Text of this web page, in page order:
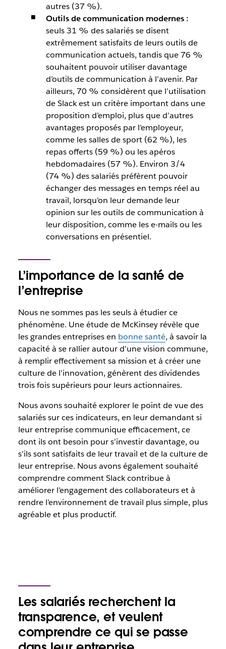
autres (37 %).
Outils de communication modernes :
seuls 31 % des salariés se disent
extrêmement satisfaits de leurs outils de
communication actuels, tandis que76 %
souhaitent pouvoir utiliser davantage
d’outils de communication à l’avenir. Par
ailleurs, 70 % considèrent que l’utilisation
de Slack est un critère important dans une
proposition d’emploi, plus que d’autres
avantages proposés par l’employeur,
comme les salles de sport (62 %), les
repas offerts (59 %) ou les apéros
hebdomadaires (57 %). Environ 3/4
(74 %) des salariés préfèrent pouvoir
échanger des messages en temps réel au
travail, lorsqu’on leur demande leur
opinion sur les outils de communication à
leur disposition, comme les e-mails ou les
conversations en présentiel.
L’importance de la santé de
l’entreprise
Nous ne sommes pas les seuls à étudier ce
phénomène. Une étude de McKinsey révèle que
les grandes entreprises en bonne santé, à savoir la
capacité à se rallier autour d’une vision commune,
à remplir effectivement sa mission et à créer une
culture de l’innovation, génèrent des dividendes
trois fois supérieurs pour leurs actionnaires.
Nous avons souhaité explorer le point de vue des
salariés sur ces indicateurs, en leur demandant si
leur entreprise communique efficacement, ce
dont ils ont besoin pour s’investir davantage, ou
s’ils sont satisfaits de leur travail et de la culture de
leur entreprise. Nous avons également souhaité
comprendre comment Slack contribue à
améliorer l’engagement des collaborateurs et à
rendre l’environnement de travail plus simple, plus
agréable et plus productif.
Les salariés recherchent la
transparence, et veulent
comprendre ce qui se passe